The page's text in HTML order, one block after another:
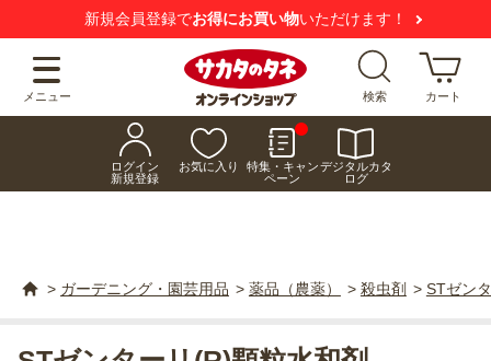
新規会員登録でお得にお買い物いただけます！
メニュー 検索 カート
ログイン
新規登録
お気に入り
特集・キャン
ペーン
デジタルカタ
ログ
> ガーデニング・園芸用品 > 薬品（農薬） > 殺虫剤 > STゼン